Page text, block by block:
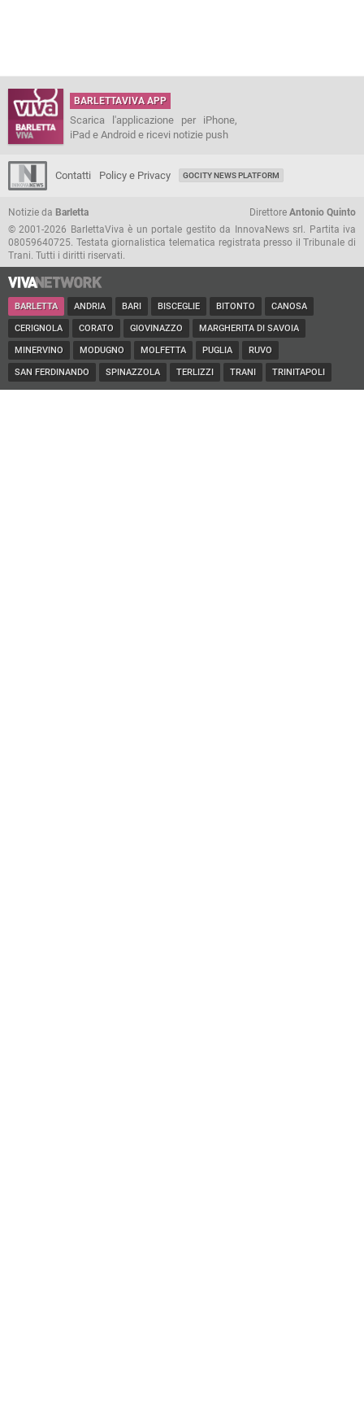
BARLETTAVIVA APP
Scarica l'applicazione per iPhone,
iPad e Android e ricevi notizie push
Contatti Policy e Privacy GOCITY NEWS PLATFORM
Notizie da Barletta Direttore Antonio Quinto
© 2001-2026 BarlettaViva è un portale gestito da InnovaNews srl. Partita iva
08059640725. Testata giornalistica telematica registrata presso il Tribunale di
Trani. Tutti i diritti riservati.
BARLETTA ANDRIA BARI BISCEGLIE BITONTO CANOSA
CERIGNOLA CORATO GIOVINAZZO MARGHERITA DI SAVOIA
MINERVINO MODUGNO MOLFETTA PUGLIA RUVO
SAN FERDINANDO SPINAZZOLA TERLIZZI TRANI TRINITAPOLI